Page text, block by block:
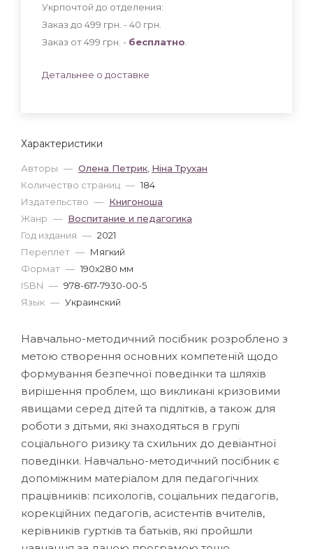
Характеристики
Авторы — Олена Петрик Ніна Трухан
Количество страниц — 184
Издательство — Книгоноша
Жанр — Воспитание и педагогика
Год издания — 2021
Переплет — Мягкий
Формат — 190x280 мм
ISBN — 978-617-7930-00-5
Язык — Украинский
Укрпочтой до отделения:
Заказ до 499 грн. - 40 грн
Заказ от 499 грн. - бесплатно
Детальнее о доставке
Навчально-методичний посібник розроблено з
метою створення основних компетеній щодо
формування безпечної поведінки та шляхів
вирішення проблем, що викликані кризовими
явищами серед дітей та підлітків, а також для
роботи з дітьми, які знаходяться в групі
соціального ризику та схильних до девіантної
поведінки. Навчально-методичний посібник є
допоміжним матеріалом для педагогічних
працівників: психологів, соціальних педагогів,
корекційних педагогів, асистентів вчителів,
керівників гуртків та батьків, які пройшли